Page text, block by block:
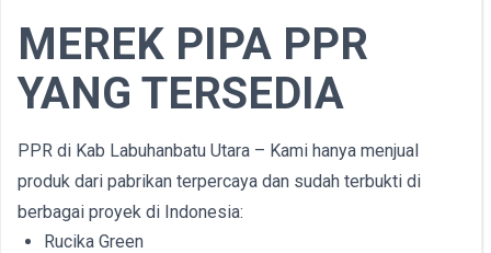
MEREK PIPA PPR
YANG TERSEDIA
PPR di Kab Labuhanbatu Utara – Kami hanya menjual
produk dari pabrikan terpercaya dan sudah terbukti di
berbagai proyek di Indonesia:
Rucika Green